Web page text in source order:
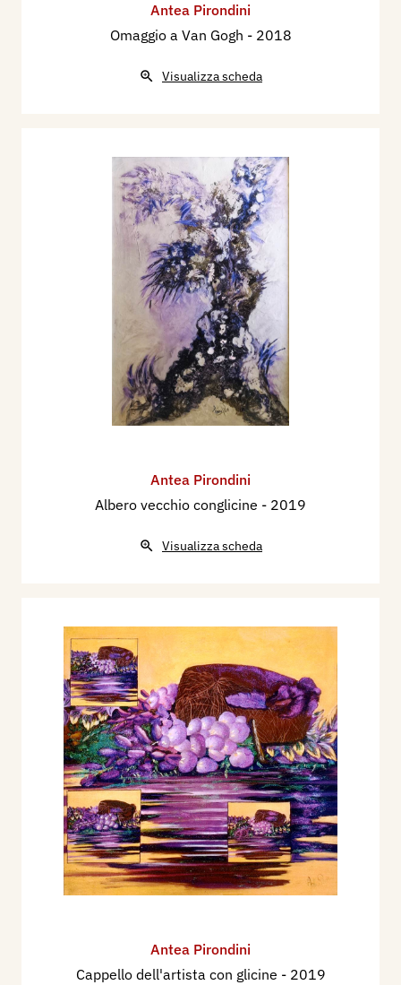
Antea Pirondini
Omaggio a Van Gogh - 2018
Visualizza scheda
Antea Pirondini
Albero vecchio conglicine - 2019
Visualizza scheda
Antea Pirondini
Cappello dell'artista con glicine - 2019